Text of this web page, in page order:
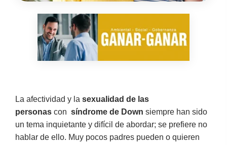
La afectividad y la sexualidad de las
personas con síndrome de Down siempre han sido
un tema inquietante y difícil de abordar; se prefiere no
hablar de ello. Muy pocos padres pueden o quieren